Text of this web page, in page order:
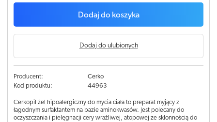
Dodaj do koszyka
Dodaj do ulubionych
Producent:
Cerko
Kod produktu:
44963
Cerkopil żel hipoalergiczny do mycia ciała to preparat myjący z
łagodnym surfaktantem na bazie aminokwasów. Jest polecany do
oczyszczania i pielęgnacji cery wrażliwej, atopowej ze skłonnością do